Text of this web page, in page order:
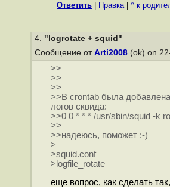
Ответить Правка| ^ к
4. "logrotate + squid"
Сообщение от Arti2008 (ok) on
>>
>>
>>
>>В crontab была
логов сквида:
>>0 0 * * * /usr/sbin/squid -k
>>
>>надеюсь, поможет :-)
>
>squid.conf
>logfile_rotate
еще вопрос, как сделать